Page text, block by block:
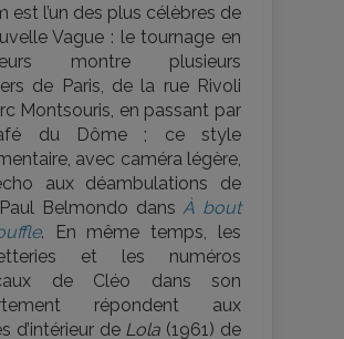
est l’un des plus célèbres de
Vague : le tournage en
montre plusieurs
de Paris, de la rue Rivoli
Montsouris, en passant par
du Dôme ; ce style
avec caméra légère,
aux déambulations de
Belmondo dans À bout
. En même temps, les
et les numéros
de Cléo dans son
répondent aux
d’intérieur de Lola (1961) de